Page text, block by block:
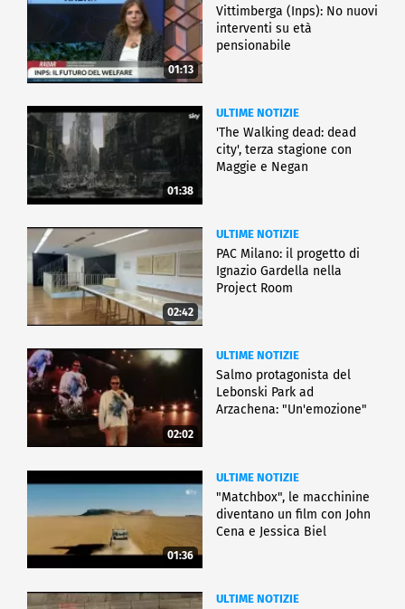
01:13
Vittimberga (Inps): No nuovi
interventi su età
pensionabile
01:38
ULTIME NOTIZIE
'The Walking dead: dead
city', terza stagione con
Maggie e Negan
02:42
ULTIME NOTIZIE
PAC Milano: il progetto di
Ignazio Gardella nella
Project Room
02:02
ULTIME NOTIZIE
Salmo protagonista del
Lebonski Park ad
Arzachena: "Un'emozione"
01:36
ULTIME NOTIZIE
"Matchbox", le macchinine
diventano un film con John
Cena e Jessica Biel
ULTIME NOTIZIE